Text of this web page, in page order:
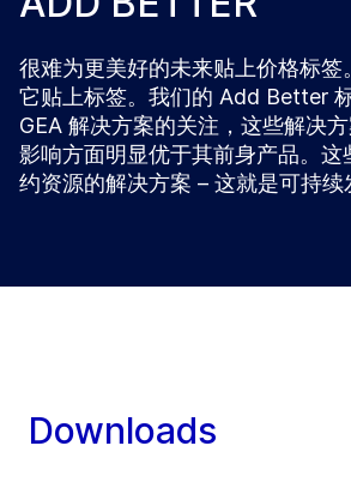
很难为更美好的未来贴上价格标签
它贴上标签。我们的 Add Better
GEA 解决方案的关注，这些解决
影响方面明显优于其前身产品。这
约资源的解决方案 – 这就是可持续
Downloads